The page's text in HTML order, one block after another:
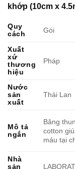
khớp (10cm x
Quy
cách
Gói
Xuất
xứ
thương
hiệu
Pháp
Nước
sản
xuất
Thái Lan
Mô tả
ngắn
Băng
cotton
máu tại
Nhà
sản